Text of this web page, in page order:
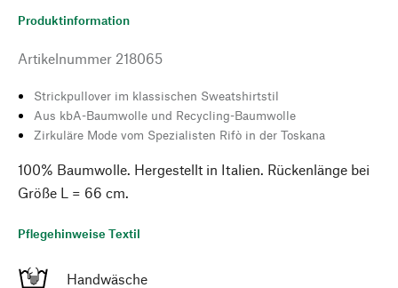
Produktinformation
Artikelnummer 218065
Strickpullover im klassischen Sweatshirtstil
Aus kbA-Baumwolle und Recycling-Baumwolle
Zirkuläre Mode vom Spezialisten Rifò in der Toskana
100% Baumwolle. Hergestellt in Italien. Rückenlänge bei
Größe L = 66 cm.
Pflegehinweise Textil
Handwäsche